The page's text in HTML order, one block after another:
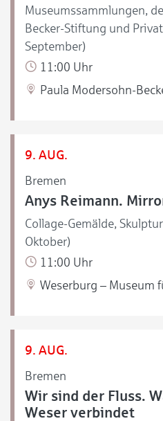
Museumssammlungen,
Becker-Stiftung und
September)
11:00 Uhr
Paula Modersohn-
9. AUG.
Bremen
Anys Reimann.
Collage-Gemälde,
Oktober)
11:00 Uhr
Weserburg – Museum
9. AUG.
Bremen
Wir sind der Fluss.
Weser verbindet